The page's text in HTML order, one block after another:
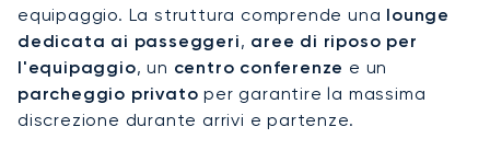
equipaggio. La struttura comprende una lounge
dedicata ai passeggeri, aree di riposo per
l'equipaggio, un centro conferenze e un
parcheggio privato per garantire la massima
discrezione durante arrivi e partenze.